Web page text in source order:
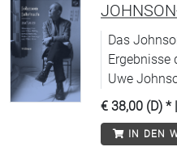
Das
Ergebnisse
Uwe
€ 38,00 (D) * |
IN DEN